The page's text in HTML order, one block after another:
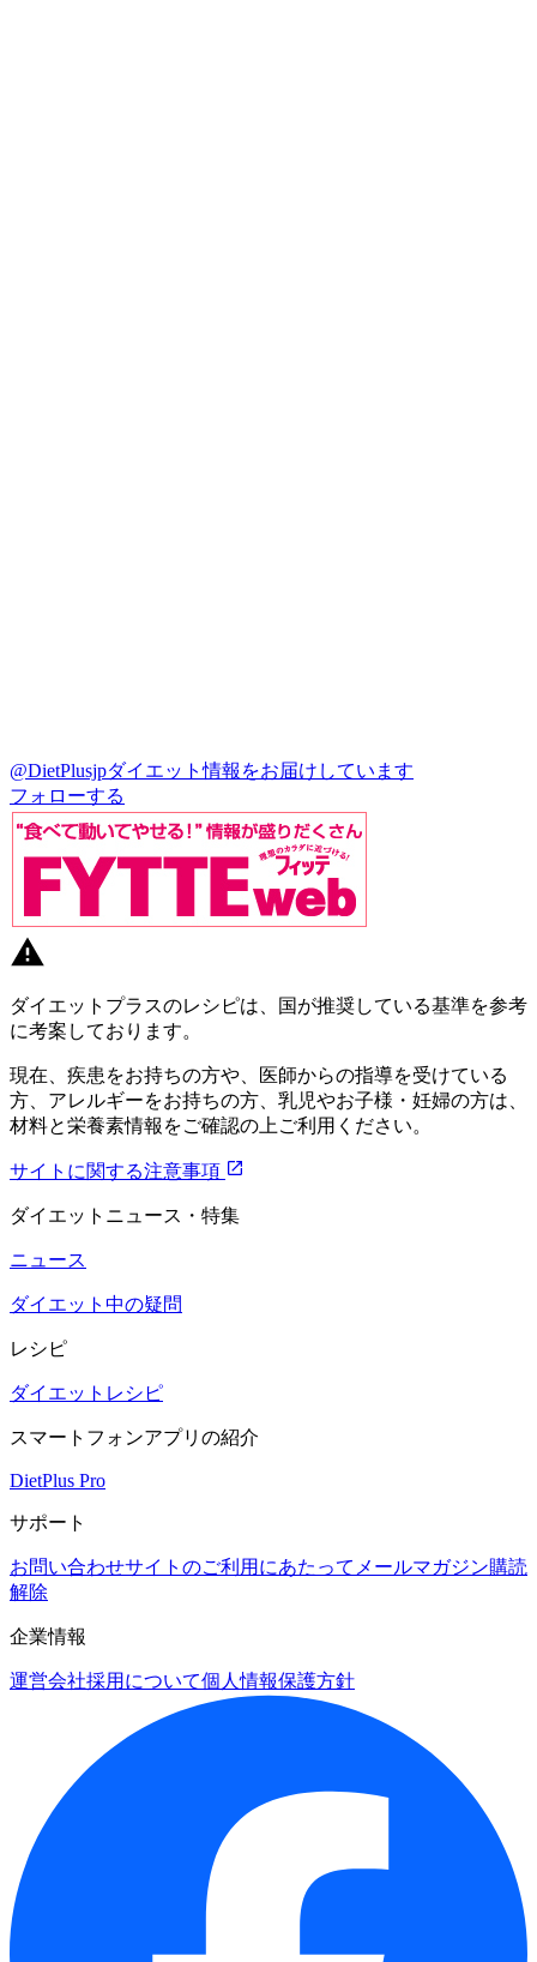
@DietPlusjpダイエット情報をお届けしています
フォローする
ダイエットプラスのレシピは、国が推奨している基準を参考
に考案しております。
現在、疾患をお持ちの方や、医師からの指導を受けている
方、アレルギーをお持ちの方、乳児やお子様・妊婦の方は、
材料と栄養素情報をご確認の上ご利用ください。
サイトに関する注意事項
ダイエットニュース・特集
ニュース
ダイエット中の疑問
レシピ
ダイエットレシピ
スマートフォンアプリの紹介
DietPlus Pro
サポート
お問い合わせサイトのご利用にあたって メールマガジン購読
解除
企業情報
運営会社採用について個人情報保護方針